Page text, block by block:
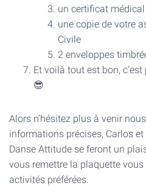
un certificat médical
une copie de votre
Civile
2 enveloppes
Et voilà tout est bon,
😎
Alors n’hésitez plus à venir
informations précises, Carlos et
Danse Attitude se feront un
vous remettre la plaquette
activités préférées.